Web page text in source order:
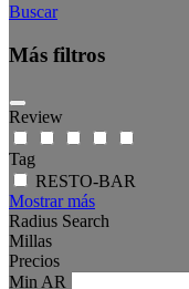
Buscar
Más filtros
Review
Tag
RESTO-BAR
Mostrar más
Radius Search
Millas
Precios
Min AR